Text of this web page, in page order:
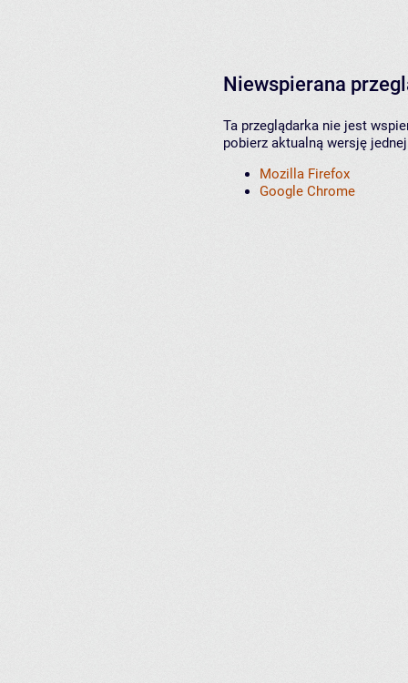
Niewspierana
Ta przeglądarka nie jest
pobierz aktualną wersję
Mozilla Firefox
Google Chrome